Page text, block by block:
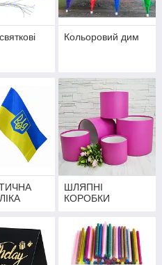
Кольоровий дим
ШЛЯПНІ
КОРОБКИ